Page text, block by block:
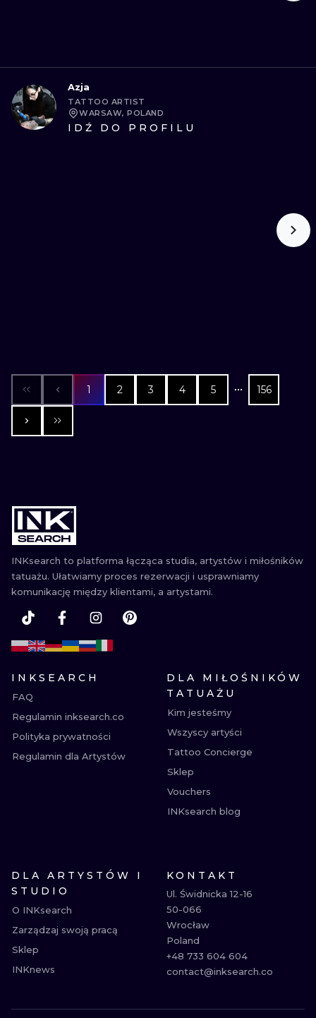
Azja
TATTOO ARTIST
WARSAW, POLAND
IDŹ DO PROFILU
1 2 3 4 5 156
INKsearch to platforma łącząca studia, artystów i miłośników
tatuażu. Ułatwiamy proces rezerwacji i usprawniamy
komunikację między klientami, a artystami.
INKSEARCH
FAQ
Regulamin inksearch.co
Polityka prywatności
Regulamin dla Artystów
DLA MIŁOŚNIKÓW
TATUAŻU
Kim jesteśmy
Wszyscy artyści
Tattoo Concierge
Sklep
Vouchers
INKsearch blog
DLA ARTYSTÓW I
STUDIO
O INKsearch
Zarządzaj swoją pracą
Sklep
INKnews
KONTAKT
Ul. Świdnicka 12-16
50-066
Wrocław
Poland
+48 733 604 604
contact@inksearch.co